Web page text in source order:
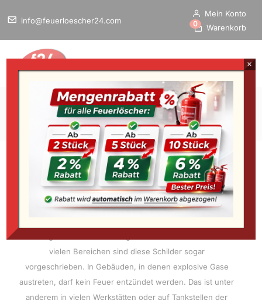
info@feuerloescher24.com
Mein Konto
Warenkorb
0
Startseite»Zubehör»Feuerlöscher Schild
Verbots-Schilder
Verbots-Schilder
vielen Bereichen sind diese Schilder sogar
vorgeschrieben. In Gebäuden, in denen explosive Gase
austreten, darf kein Feuer entzündet werden. Das ist unter
anderem in vielen Werkstätten oder auf Tankstellen der
×